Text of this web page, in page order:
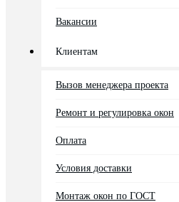
Вакансии
Клиентам
Вызов менеджера проекта
Ремонт и регулировка окон
Оплата
Условия доставки
Монтаж окон по ГОСТ